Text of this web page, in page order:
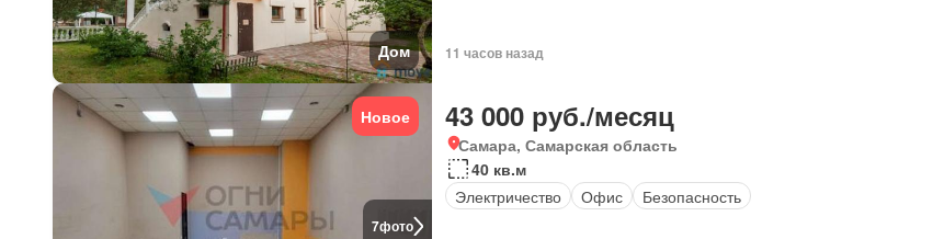
Дом 11 часов назад
7фото
Новое 43 000 руб./месяц
Самара, Самарская область
40 кв.м
Электричество
Офис Безопасность